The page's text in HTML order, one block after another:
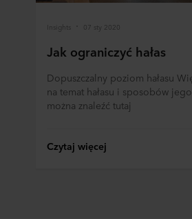
Insights 07 sty 2020
Jak ograniczyć hałas
Dopuszczalny poziom hałasu
na temat hałasu i sposobów
można znaleźć tutaj
Czytaj więcej